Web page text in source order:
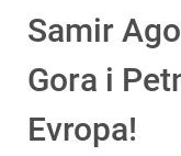
Samir
Gora i
Evropa!